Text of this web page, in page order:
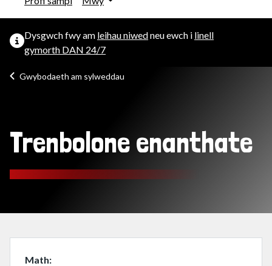
Dysgwch fwy am leihau niwedneu ewch i linell
gymorth DAN 24/7
Gwybodaeth am sylweddau
Trenbolone enanthate
Math